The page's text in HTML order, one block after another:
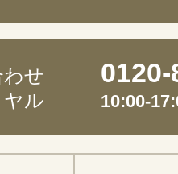
せ
ル
10:00-